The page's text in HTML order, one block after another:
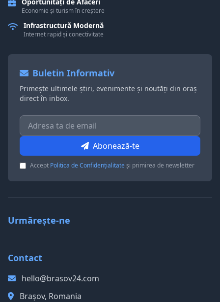
Economie și turism în creștere
Infrastructură Modernă
Internet rapid și conectivitate
Buletin Informativ
Primește ultimele știri, evenimente și noutăți din oraș
direct în inbox.
Abonează-te
Accept Politica de Confidențialitateși primirea de newsletter
Urmărește-ne
Contact
hello@brasov24.com
Brașov, Romania